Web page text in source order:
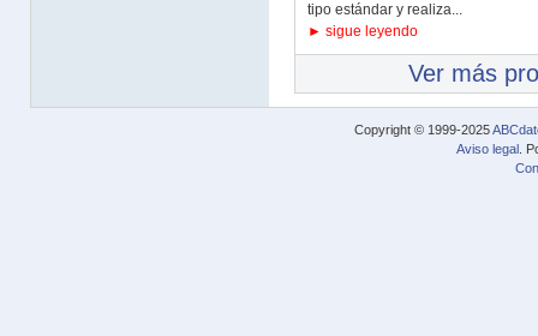
tipo estándar y realiza...
► sigue leyendo
Ver más
Copyright © 1999-2025
Aviso legal .